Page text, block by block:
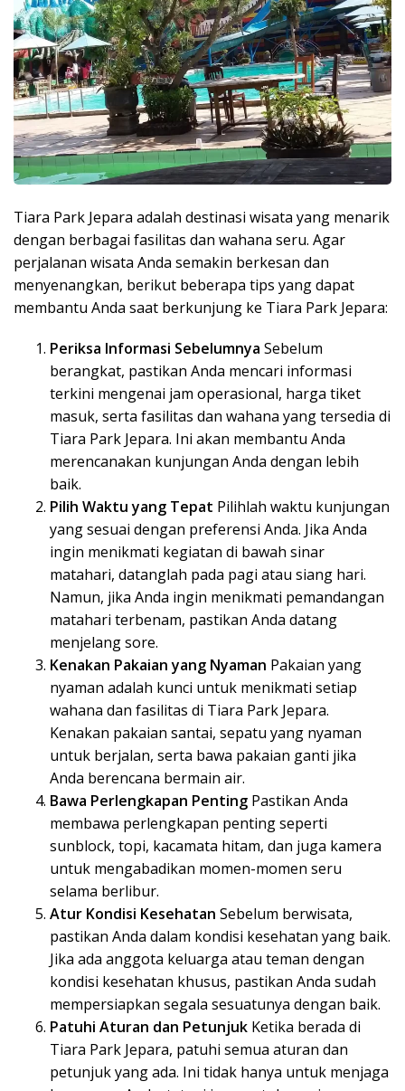
Tiara Park Jepara adalah destinasi wisata yang menarik
dengan berbagai fasilitas dan wahana seru. Agar
perjalanan wisata Anda semakin berkesan dan
menyenangkan, berikut beberapa tips yang dapat
membantu Anda saat berkunjung ke Tiara Park Jepara:
Periksa Informasi Sebelumnya Sebelum
berangkat, pastikan Anda mencari informasi
terkini mengenai jam operasional, harga tiket
masuk, serta fasilitas dan wahana yang tersedia di
Tiara Park Jepara. Ini akan membantu Anda
merencanakan kunjungan Anda dengan lebih
baik.
Pilih Waktu yang Tepat Pilihlah waktu kunjungan
yang sesuai dengan preferensi Anda. Jika Anda
ingin menikmati kegiatan di bawah sinar
matahari, datanglah pada pagi atau siang hari.
Namun, jika Anda ingin menikmati pemandangan
matahari terbenam, pastikan Anda datang
menjelang sore.
Kenakan Pakaian yang Nyaman Pakaian yang
nyaman adalah kunci untuk menikmati setiap
wahana dan fasilitas di Tiara Park Jepara.
Kenakan pakaian santai, sepatu yang nyaman
untuk berjalan, serta bawa pakaian ganti jika
Anda berencana bermain air.
Bawa Perlengkapan Penting Pastikan Anda
membawa perlengkapan penting seperti
sunblock, topi, kacamata hitam, dan juga kamera
untuk mengabadikan momen-momen seru
selama berlibur.
Atur Kondisi Kesehatan Sebelum berwisata,
pastikan Anda dalam kondisi kesehatan yang baik.
Jika ada anggota keluarga atau teman dengan
kondisi kesehatan khusus, pastikan Anda sudah
mempersiapkan segala sesuatunya dengan baik.
Patuhi Aturan dan Petunjuk Ketika berada di
Tiara Park Jepara, patuhi semua aturan dan
petunjuk yang ada. Ini tidak hanya untuk menjaga